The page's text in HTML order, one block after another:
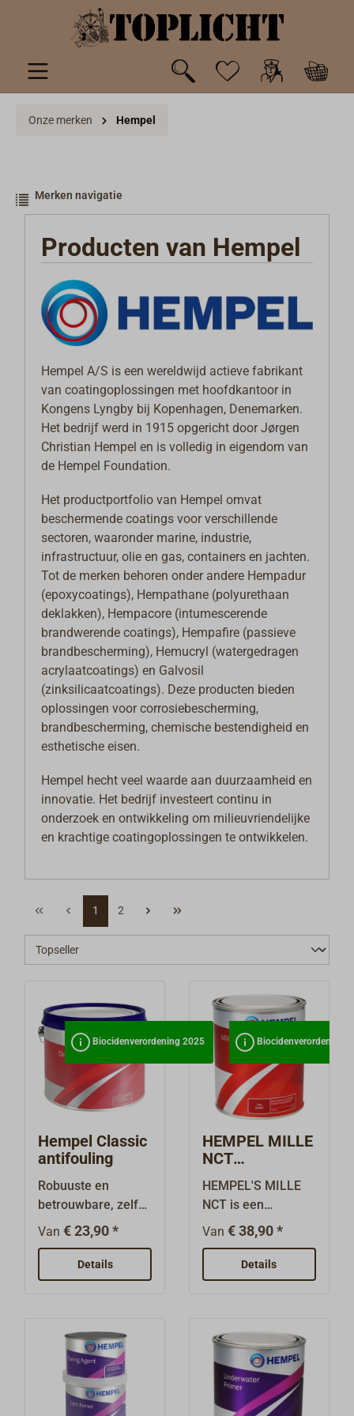
hoofdinhoud
Onze merken Hempel
Merken navigatie
Producten van Hempel
Hempel A/S is een wereldwijd actieve fabrikant
van coatingoplossingen met hoofdkantoor in
Kongens Lyngby bij Kopenhagen, Denemarken.
Het bedrijf werd in 1915 opgericht door Jørgen
Christian Hempel en is volledig in eigendom van
de Hempel Foundation.
Het productportfolio van Hempel omvat
beschermende coatings voor verschillende
sectoren, waaronder marine, industrie,
infrastructuur, olie en gas, containers en jachten.
Tot de merken behoren onder andere Hempadur
(epoxycoatings), Hempathane (polyurethaan
deklakken), Hempacore (intumescerende
brandwerende coatings), Hempafire (passieve
brandbescherming), Hemucryl (watergedragen
acrylaatcoatings) en Galvosil
(zinksilicaatcoatings). Deze producten bieden
oplossingen voor corrosiebescherming,
brandbescherming, chemische bestendigheid en
esthetische eisen.
Hempel hecht veel waarde aan duurzaamheid en
innovatie. Het bedrijf investeert continu in
onderzoek en ontwikkeling om milieuvriendelijke
en krachtige coatingoplossingen te ontwikkelen.
1 2
Biocidenverordening 2025
Hempel Classic
antifouling
Robuuste en
betrouwbare, zelf
eroderende
antifouling met
koperverbindingen
als werkzame stof.
niet nodig. Geschikt
voor alle
materialen voor de
bouw van het schip,
behalve aluminium.
Van€ 23,90 *
Details
Biocidenverordening
HEMPEL MILLE
NCT
antifouling
HEMPEL'S MILLE
NCT is een
zelfpolijstend
premium-
antifouling met
zeer effectieve
koperverbindingen
en organische
werkzame
stoffen.Dankzij de
NCT-technologie
Van € 38,90 *
Details